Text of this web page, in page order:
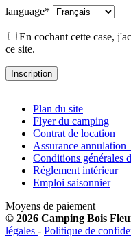
language*
En cochant cette case,
ce site.
Plan du site
Flyer du camping
Contrat de location
Assurance annulation
Conditions générales
Réglement intérieur
Emploi saisonnier
Moyens de paiement
© 2026 Camping Bois
légales - Politique de